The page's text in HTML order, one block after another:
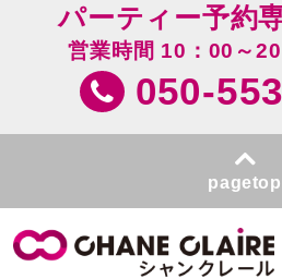
パーティー予約
営業時間 10：00～
050-
pagetop